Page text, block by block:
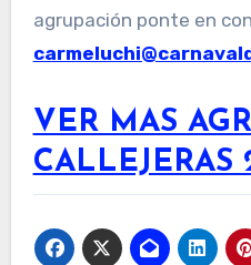
agrupación ponte en
VER MAS
CALLEJERAS